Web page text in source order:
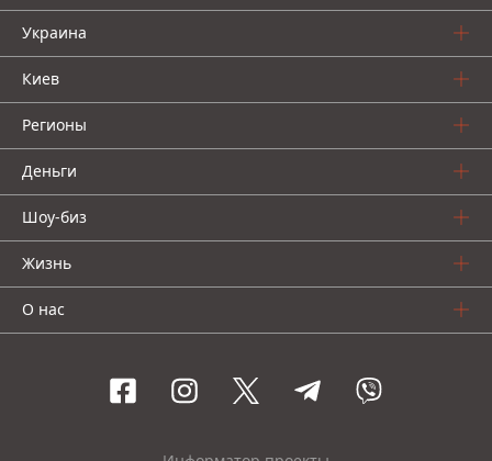
Украина
Киев
Регионы
Деньги
Шоу-биз
Жизнь
О нас